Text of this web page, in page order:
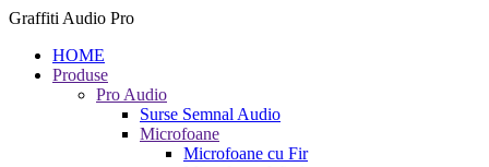
Graffiti Audio Pro
HOME
Produse
Pro Audio
Surse Semnal Audio
Microfoane
Microfoane cu Fir